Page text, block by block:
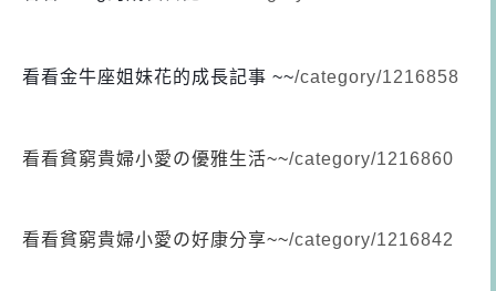
看看金牛座姐妹花的成長記事 ~~/category/1216858
看看貧窮貴婦小愛の優雅生活~~/category/1216860
看看貧窮貴婦小愛の好康分享~~/category/1216842